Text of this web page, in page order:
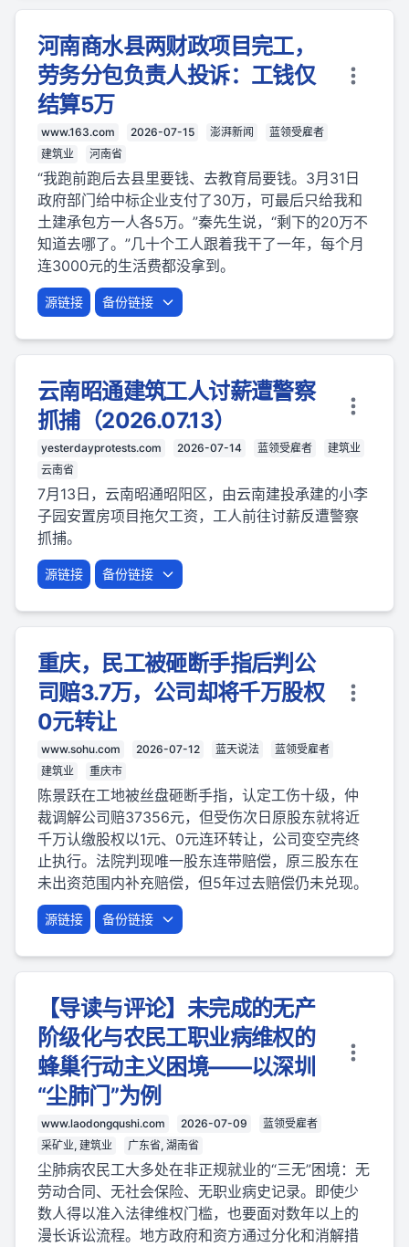
河南商水县两财政项目完工，
劳务分包负责人投诉：工钱仅
结算5万
www.163.com 2026-07-15 澎湃新闻
蓝领受雇者
建筑业
河南省
“我跑前跑后去县里要钱、去教育局要钱。3月31日
政府部门给中标企业支付了30万，可最后只给我和
土建承包方一人各5万。”秦先生说，“剩下的20万不
知道去哪了。”几十个工人跟着我干了一年，每个月
连3000元的生活费都没拿到。
源链接 备份链接
云南昭通建筑工人讨薪遭警察
抓捕（2026.07.13）
yesterdayprotests.com 2026-07-14 蓝领受雇者
建筑业
云南省
7月13日，云南昭通昭阳区，由云南建投承建的小李
子园安置房项目拖欠工资，工人前往讨薪反遭警察
抓捕。
源链接 备份链接
重庆，民工被砸断手指后判公
司赔3.7万，公司却将千万股权
0元转让
www.sohu.com 2026-07-12 蓝天说法
蓝领受雇者
建筑业
重庆市
陈景跃在工地被丝盘砸断手指，认定工伤十级，仲
裁调解公司赔37356元，但受伤次日原股东就将近
千万认缴股权以1元、0元连环转让，公司变空壳终
止执行。法院判现唯一股东连带赔偿，原三股东在
未出资范围内补充赔偿，但5年过去赔偿仍未兑现。
源链接 备份链接
【导读与评论】未完成的无产
阶级化与农民工职业病维权的
蜂巢行动主义困境——以深圳
“尘肺门”为例
www.laodongqushi.com 2026-07-09
蓝领受雇者
采矿业, 建筑业
广东省, 湖南省
尘肺病农民工大多处在非正规就业的“三无”困境：无
劳动合同、无社会保险、无职业病史记录。即使少
数人得以准入法律维权门槛，也要面对数年以上的
漫长诉讼流程。地方政府和资方通过分化和消解措